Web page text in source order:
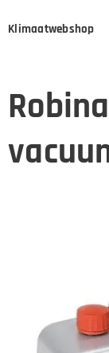
Klimaatwebshop